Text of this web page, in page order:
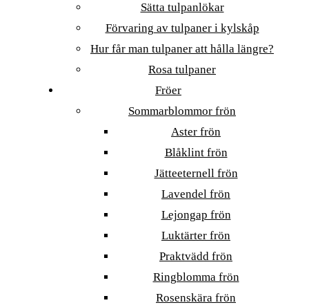
Sätta tulpanlökar
Förvaring av tulpaner i kylskåp
Hur får man tulpaner att hålla längre?
Rosa tulpaner
Fröer
Sommarblommor frön
Aster frön
Blåklint frön
Jätteeternell frön
Lavendel frön
Lejongap frön
Luktärter frön
Praktvädd frön
Ringblomma frön
Rosenskära frön